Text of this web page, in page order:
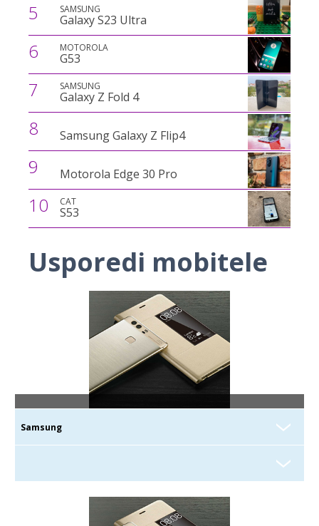
5 SAMSUNG
Galaxy S23 Ultra
6 MOTOROLA
G53
7 SAMSUNG
Galaxy Z Fold 4
8 Samsung Galaxy Z Flip4
9 Motorola Edge 30 Pro
10 CAT
S53
Usporedi mobitele